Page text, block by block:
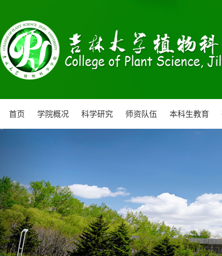
首页 学院概况 科学研究 师资队伍 本科生教育